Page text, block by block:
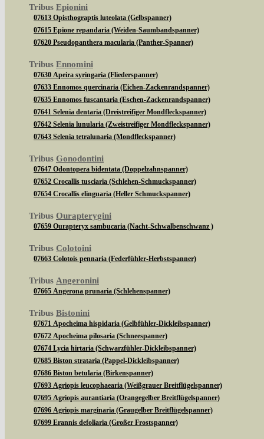
Tribus Epionini
07613 Opisthograptis luteolata (Gelbspanner)
07615 Epione repandaria (Weiden-Saumbandspanner)
07620 Pseudopanthera macularia (Panther-Spanner)
Tribus Ennomini
07630 Apeira syringaria (Fliederspanner)
07633 Ennomos quercinaria (Eichen-Zackenrandspanner)
07635 Ennomos fuscantaria (Eschen-Zackenrandspanner)
07641 Selenia dentaria (Dreistreifiger Mondfleckspanner)
07642 Selenia lunularia (Zweistreifiger Mondfleckspanner)
07643 Selenia tetralunaria (Mondfleckspanner)
Tribus Gonodontini
07647 Odontopera bidentata (Doppelzahnspanner)
07652 Crocallis tusciaria (Schlehen-Schmuckspanner)
07654 Crocallis elinguaria (Heller Schmuckspanner)
Tribus Ourapterygini
07659 Ourapteryx sambucaria (Nacht-Schwalbenschwanz )
Tribus Colotoini
07663 Colotois pennaria (Federfühler-Herbstspanner)
Tribus Angeronini
07665 Angerona prunaria (Schlehenspanner)
Tribus Bistonini
07671 Apocheima hispidaria (Gelbfühler-Dickleibspanner)
07672 Apocheima pilosaria (Schneespanner)
07674 Lycia hirtaria (Schwarzfühler-Dickleibspanner)
07685 Biston strataria (Pappel-Dickleibspanner)
07686 Biston betularia (Birkenspanner)
07693 Agriopis leucophaearia (Weißgrauer Breitflügelspanner)
07695 Agriopis aurantiaria (Orangegelber Breitflügelspanner)
07696 Agriopis marginaria (Graugelber Breitflügelspanner)
07699 Erannis defoliaria (Großer Frostspanner)